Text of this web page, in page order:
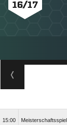
16/17
15:00 Meisterschaftsspiel